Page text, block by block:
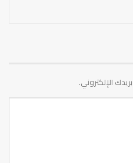
الإلكتروني.